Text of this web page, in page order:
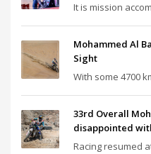
It is mission
Mohammed Al
Sight
With some 4700
33rd Overall
disappointed
Racing resumed